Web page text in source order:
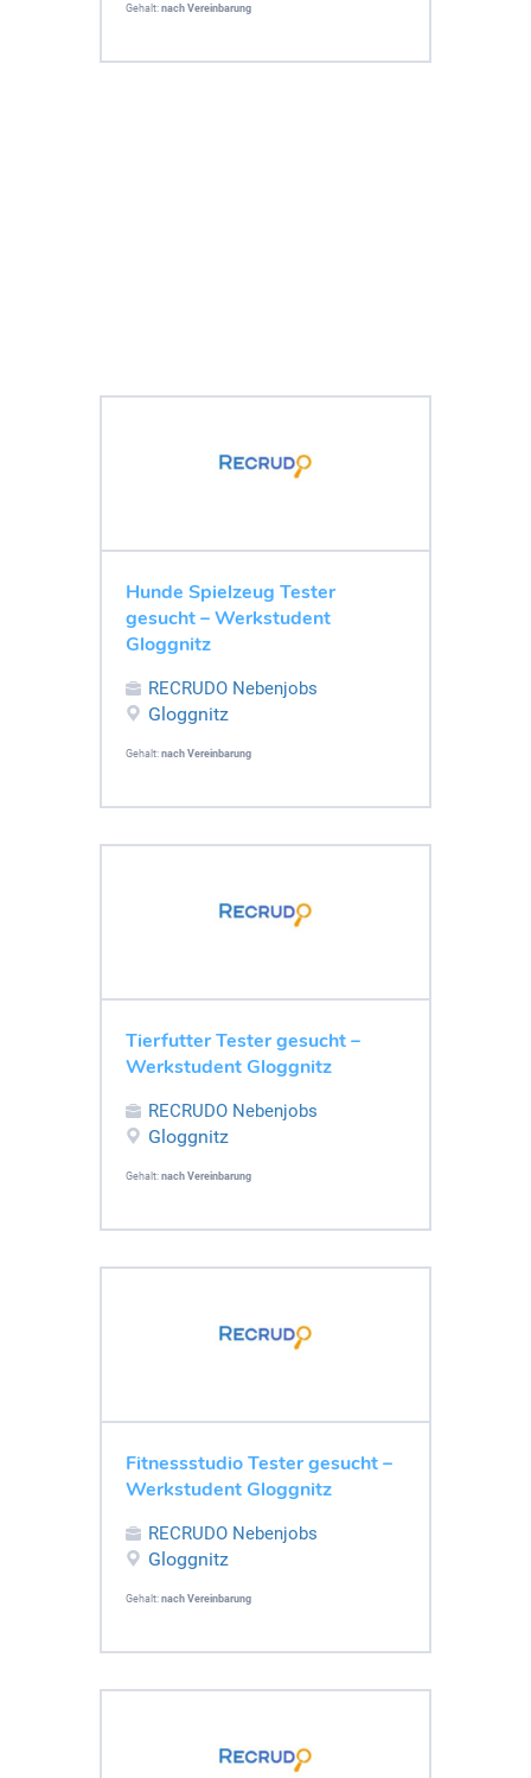
Gehalt: nach Vereinbarung
Hunde Spielzeug Tester
gesucht – Werkstudent
Gloggnitz
RECRUDO Nebenjobs
Gloggnitz
Gehalt: nach Vereinbarung
Tierfutter Tester gesucht –
Werkstudent Gloggnitz
RECRUDO Nebenjobs
Gloggnitz
Gehalt: nach Vereinbarung
Fitnessstudio Tester gesucht –
Werkstudent Gloggnitz
RECRUDO Nebenjobs
Gloggnitz
Gehalt: nach Vereinbarung